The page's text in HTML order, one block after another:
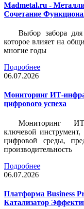
Madmetal.ru -
Сочетание
Выбор забора
которое влияет на
многие годы
Подробнее
06.07.2026
Мониторинг ИТ-
цифрового успеха
Мониторинг
ключевой
цифровой среды,
производительность
Подробнее
06.07.2026
Платформа Business
Катализатор